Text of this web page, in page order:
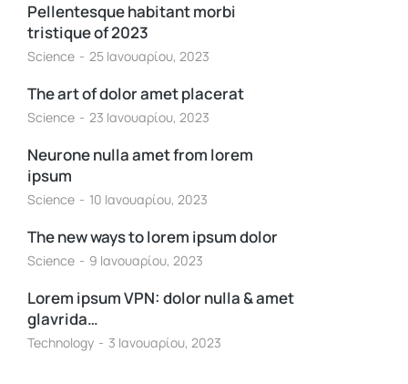
Pellentesque habitant morbi
tristique of 2023
Science 25 Ιανουαρίου, 2023
The art of dolor amet placerat
Science 23 Ιανουαρίου, 2023
Neurone nulla amet from lorem
ipsum
Science 10 Ιανουαρίου, 2023
The new ways to lorem ipsum dolor
Science 9 Ιανουαρίου, 2023
Lorem ipsum VPN: dolor nulla & amet
glavrida…
Technology 3 Ιανουαρίου, 2023